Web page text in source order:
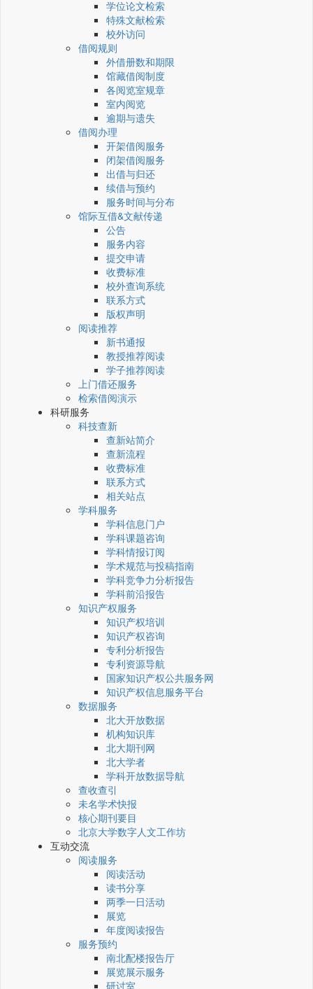
学位论文检索
特殊文献检索
校外访问
借阅规则
外借册数和期限
馆藏借阅制度
各阅览室规章
室内阅览
逾期与遗失
借阅办理
开架借阅服务
闭架借阅服务
出借与归还
续借与预约
服务时间与分布
馆际互借&文献传递
公告
服务内容
提交申请
收费标准
校外查询系统
联系方式
版权声明
阅读推荐
新书通报
教授推荐阅读
学子推荐阅读
上门借还服务
检索借阅演示
科研服务
科技查新
查新站简介
查新流程
收费标准
联系方式
相关站点
学科服务
学科信息门户
学科课题咨询
学科情报订阅
学术规范与投稿指南
学科竞争力分析报告
学科前沿报告
知识产权服务
知识产权培训
知识产权咨询
专利分析报告
专利资源导航
国家知识产权公共服务网
知识产权信息服务平台
数据服务
北大开放数据
机构知识库
北大期刊网
北大学者
学科开放数据导航
查收查引
未名学术快报
核心期刊要目
北京大学数字人文工作坊
互动交流
阅读服务
阅读活动
读书分享
两季一日活动
展览
年度阅读报告
服务预约
南北配楼报告厅
展览展示服务
研讨室